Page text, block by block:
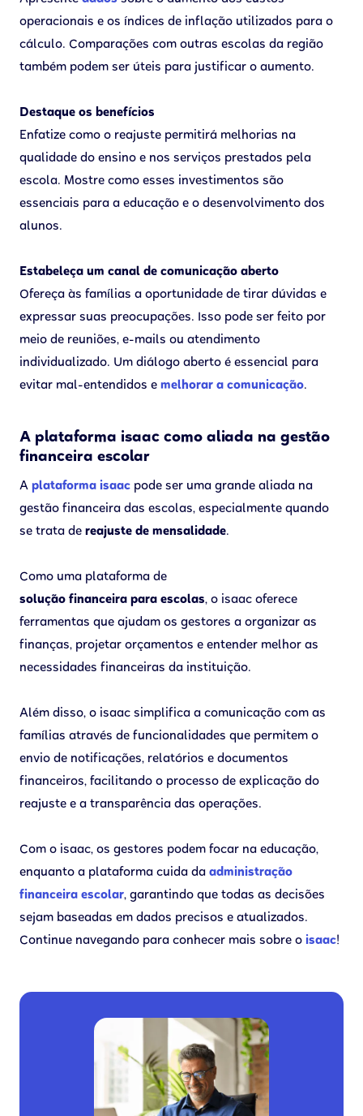
operacionais e os índices de inflação utilizados para o
cálculo. Comparações com outras escolas da região
também podem ser úteis para justificar o aumento.
Destaque os benefícios
Enfatize como o reajuste permitirá melhorias na
qualidade do ensino e nos serviços prestados pela
escola. Mostre como esses investimentos são
essenciais para a educação e o desenvolvimento dos
alunos.
Estabeleça um canal de comunicação aberto
Ofereça às famílias a oportunidade de tirar dúvidas e
expressar suas preocupações. Isso pode ser feito por
meio de reuniões, e-mails ou atendimento
individualizado. Um diálogo aberto é essencial para
evitar mal-entendidos e melhorar a comunicação.
A plataforma isaac como aliada na gestão
financeira escolar
A plataforma isaac pode ser uma grande aliada na
gestão financeira das escolas, especialmente quando
se trata de reajuste de mensalidade.
Como uma plataforma de
solução financeira para escolas, o isaac oferece
ferramentas que ajudam os gestores a organizar as
finanças, projetar orçamentos e entender melhor as
necessidades financeiras da instituição.
Além disso, o isaac simplifica a comunicação com as
famílias através de funcionalidades que permitem o
envio de notificações, relatórios e documentos
financeiros, facilitando o processo de explicação do
reajuste e a transparência das operações.
Com o isaac, os gestores podem focar na educação,
enquanto a plataforma cuida da administração
financeira escolar, garantindo que todas as decisões
sejam baseadas em dados precisos e atualizados.
Continue navegando para conhecer mais sobre o isaac!